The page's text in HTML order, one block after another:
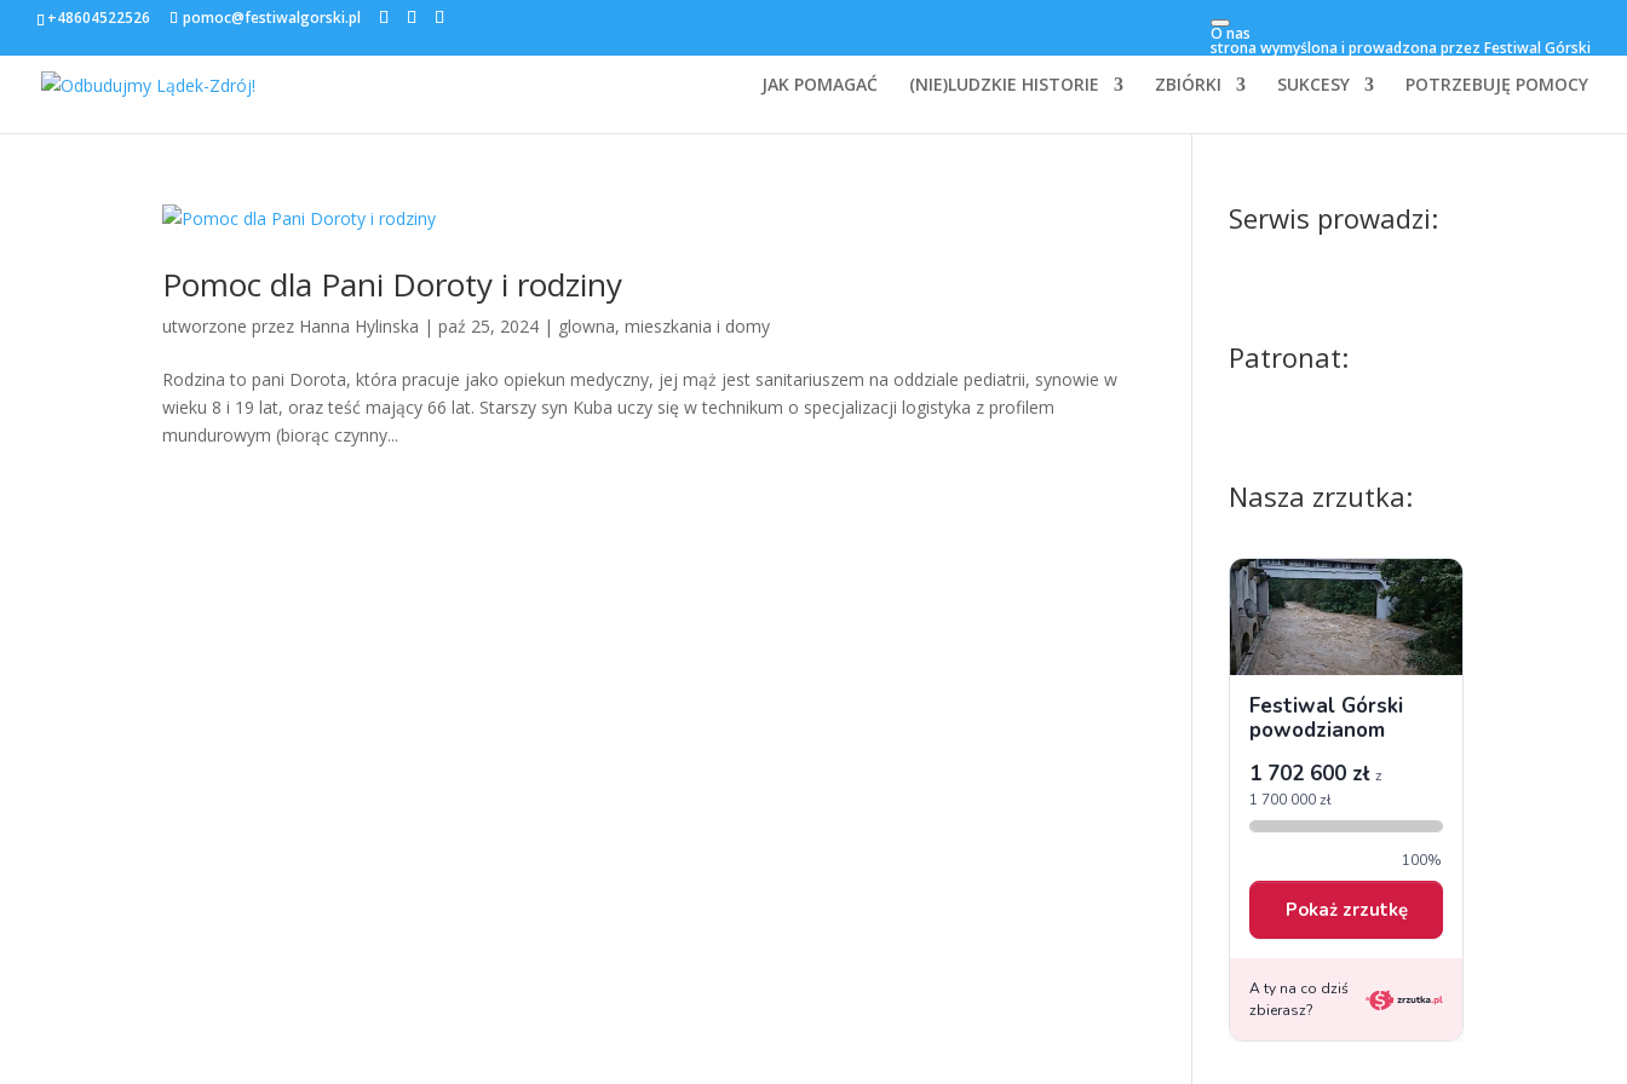
+48604522526 pomoc@festiwalgorski.pl
O nas
strona wymyślona i prowadzona przez Festiwal Górski
JAK POMAGAĆ (NIE)LUDZKIE HISTORIE ZBIÓRKI SUKCESY POTRZEBUJĘ POMOCY
Pomoc dla Pani Doroty i rodziny
utworzone przez Hanna Hylinska |paź 25, 2024 | glowna,mieszkania i domy
Rodzina to pani Dorota, która pracuje jako opiekun medyczny, jej mąż jest sanitariuszem na oddziale pediatrii, synowie w
wieku 8 i 19 lat, oraz teść mający 66 lat. Starszy syn Kuba uczy się w technikum o specjalizacji logistyka z profilem
mundurowym (biorąc czynny...
Serwis prowadzi:
Patronat:
Nasza zrzutka: